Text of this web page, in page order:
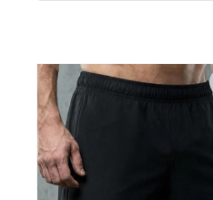
соревнований.
популярны рашгарды
Что мы
Для спортсменов,